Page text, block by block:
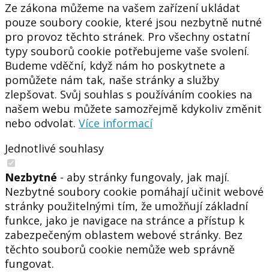
Ze zákona můžeme na vašem zařízení ukládat
pouze soubory cookie, které jsou nezbytně nutné
pro provoz těchto stránek. Pro všechny ostatní
typy souborů cookie potřebujeme vaše svolení.
Budeme vděční, když nám ho poskytnete a
pomůžete nám tak, naše stránky a služby
zlepšovat. Svůj souhlas s používáním cookies na
našem webu můžete samozřejmě kdykoliv změnit
nebo odvolat. Více informací
Jednotlivé souhlasy
Nezbytné - aby stránky fungovaly, jak mají.
Nezbytné soubory cookie pomáhají učinit webové
stránky použitelnými tím, že umožňují základní
funkce, jako je navigace na stránce a přístup k
zabezpečeným oblastem webové stránky. Bez
těchto souborů cookie nemůže web správně
fungovat.